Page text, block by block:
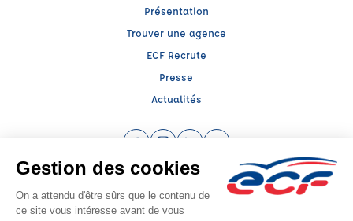
Présentation
Trouver une agence
ECF Recrute
Presse
Actualités
Facebook (nouvelle fenêtre)
Instagram (nouvelle fenêtre)
LinkedIn (nouvelle fenêtre)
YouTube (nouvelle
Raison sociale : ECF CER CENTRE ATLANTIQUE - Capital social: 2500000€
SIREN: 312379266 - Numéro de TVA intracommunautaire: FR 52 312379266
Agrément n°E1408700060